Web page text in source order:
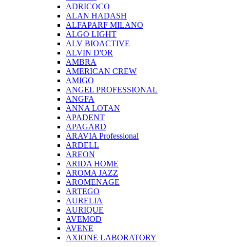
ADRICOCO
ALAN HADASH
ALFAPARF MILANO
ALGO LIGHT
ALV BIOACTIVE
ALVIN D'OR
AMBRA
AMERICAN CREW
AMIGO
ANGEL PROFESSIONAL
ANGFA
ANNA LOTAN
APADENT
APAGARD
ARAVIA Professional
ARDELL
AREON
ARIDA HOME
AROMA JAZZ
AROMENAGE
ARTEGO
AURELIA
AURIQUE
AVEMOD
AVENE
AXIONE LABORATORY